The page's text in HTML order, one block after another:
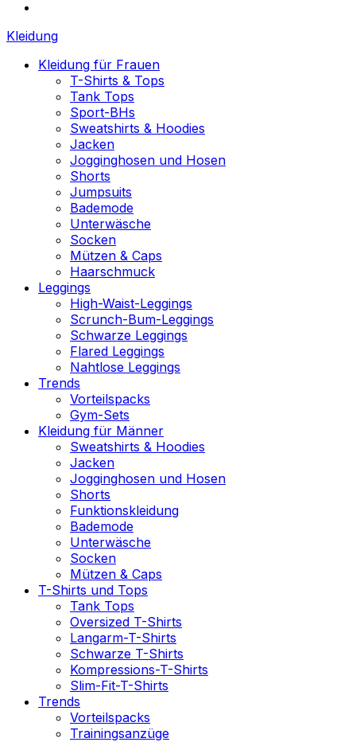
Kleidung
Kleidung für Frauen
T-Shirts & Tops
Tank Tops
Sport-BHs
Sweatshirts & Hoodies
Jacken
Jogginghosen und Hosen
Shorts
Jumpsuits
Bademode
Unterwäsche
Socken
Mützen & Caps
Haarschmuck
Leggings
High-Waist-Leggings
Scrunch-Bum-Leggings
Schwarze Leggings
Flared Leggings
Nahtlose Leggings
Trends
Vorteilspacks
Gym-Sets
Kleidung für Männer
Sweatshirts & Hoodies
Jacken
Jogginghosen und Hosen
Shorts
Funktionskleidung
Bademode
Unterwäsche
Socken
Mützen & Caps
T-Shirts und Tops
Tank Tops
Oversized T-Shirts
Langarm-T-Shirts
Schwarze T-Shirts
Kompressions-T-Shirts
Slim-Fit-T-Shirts
Trends
Vorteilspacks
Trainingsanzüge